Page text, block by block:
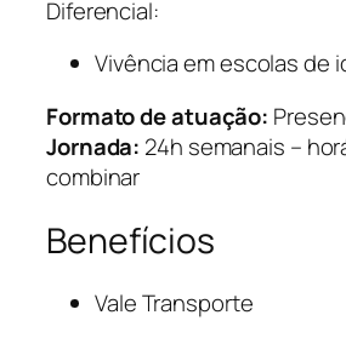
Diferencial:
Vivência em escolas de
Formato de atuação:
Jornada: 24h semanais –
combinar
Benefícios
Vale Transporte